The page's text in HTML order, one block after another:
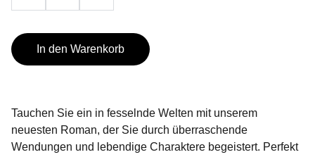
In den Warenkorb
Tauchen Sie ein in fesselnde Welten mit unserem
neuesten Roman, der Sie durch überraschende
Wendungen und lebendige Charaktere begeistert. Perfekt